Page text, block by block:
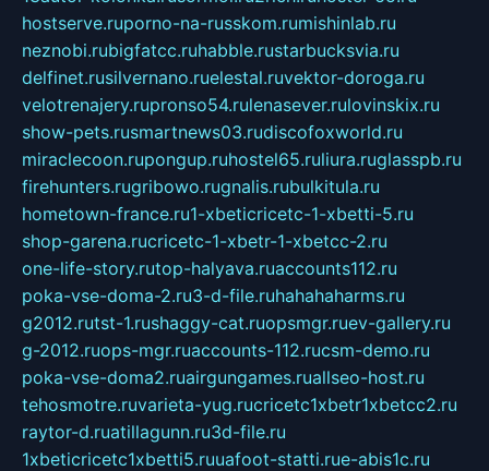
hostserve.ruporno-na-russkom.rumishinlab.ru
neznobi.rubigfatcc.ruhabble.rustarbucksvia.ru
delfinet.rusilvernano.ruelestal.ruvektor-doroga.ru
velotrenajery.rupronso54.rulenasever.rulovinskix.ru
show-pets.rusmartnews03.rudiscofoxworld.ru
miraclecoon.rupongup.ruhostel65.ruliura.ruglasspb.ru
firehunters.rugribowo.rugnalis.rubulkitula.ru
hometown-france.ru1-xbeticricetc-1-xbetti-5.ru
shop-garena.rucricetc-1-xbetr-1-xbetcc-2.ru
one-life-story.rutop-halyava.ruaccounts112.ru
poka-vse-doma-2.ru3-d-file.ruhahahaharms.ru
g2012.rutst-1.rushaggy-cat.ruopsmgr.ruev-gallery.ru
g-2012.ruops-mgr.ruaccounts-112.rucsm-demo.ru
poka-vse-doma2.ruairgungames.ruallseo-host.ru
tehosmotre.ruvarieta-yug.rucricetc1xbetr1xbetcc2.ru
raytor-d.ruatillagunn.ru3d-file.ru
1xbeticricetc1xbetti5.ruuafoot-statti.rue-abis1c.ru